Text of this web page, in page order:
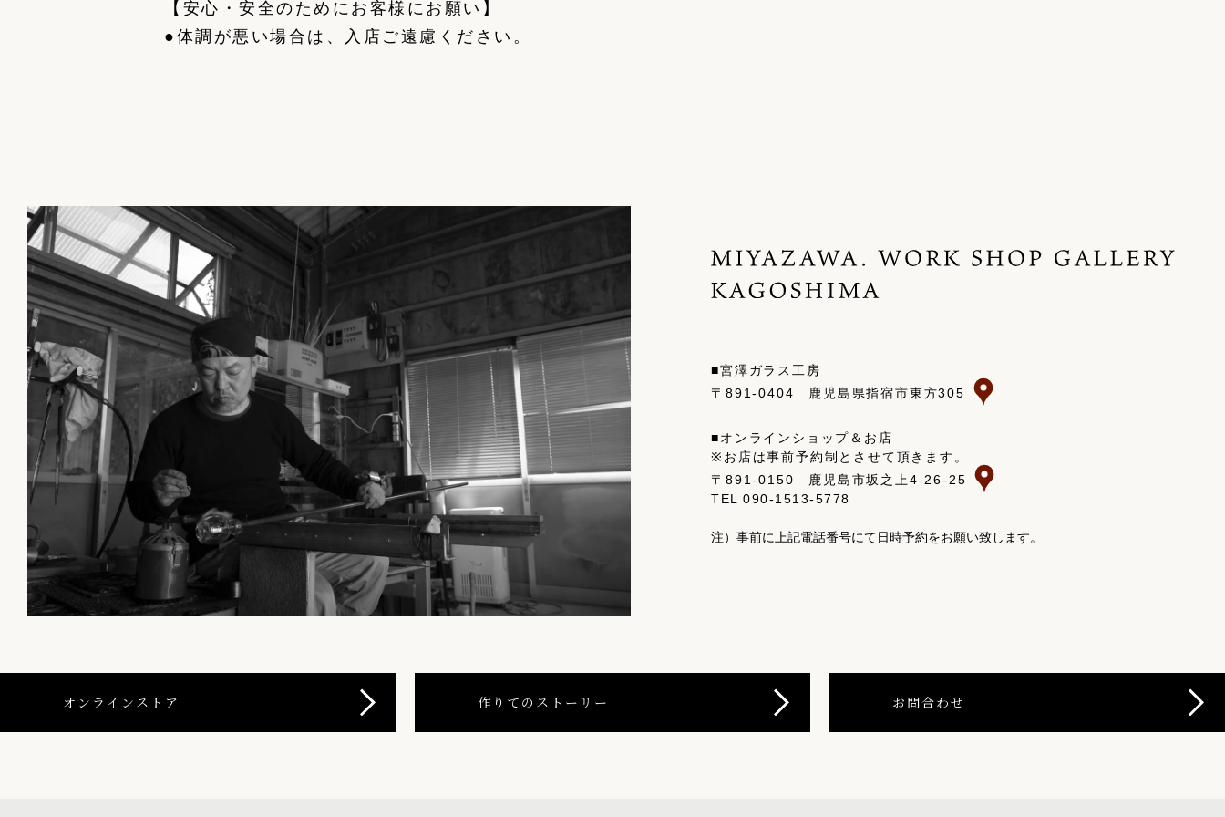
【安心・安全のためにお客様にお願い】
●体調が悪い場合は、入店ご遠慮ください。
■宮澤ガラス工房
〒891-0404 鹿児島県指宿市東方305
■オンラインショップ＆お店
※お店は事前予約制とさせて頂きます。
〒891-0150 鹿児島市坂之上4-26-25
TEL090-1513-5778
注）事前に上記電話番号にて日時予約をお願い致します。
オンラインストア 作りてのストーリー お問合わせ